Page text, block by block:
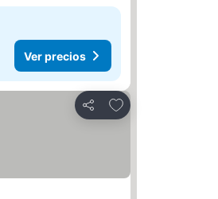
Ver precios
Compartir
Agregar a favoritos